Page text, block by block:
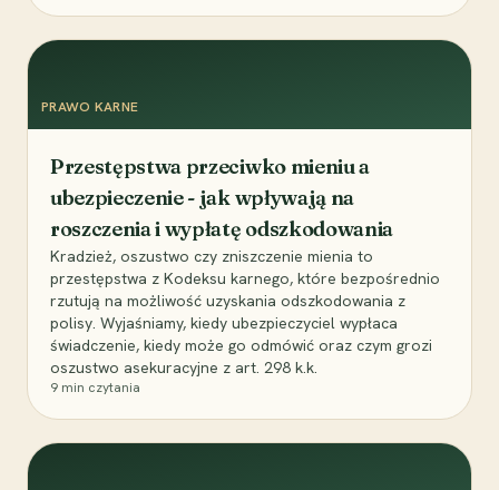
PRAWO KARNE
Przestępstwa przeciwko mieniu a
ubezpieczenie - jak wpływają na
roszczenia i wypłatę odszkodowania
Kradzież, oszustwo czy zniszczenie mienia to
przestępstwa z Kodeksu karnego, które bezpośrednio
rzutują na możliwość uzyskania odszkodowania z
polisy. Wyjaśniamy, kiedy ubezpieczyciel wypłaca
świadczenie, kiedy może go odmówić oraz czym grozi
oszustwo asekuracyjne z art. 298 k.k.
9 min czytania